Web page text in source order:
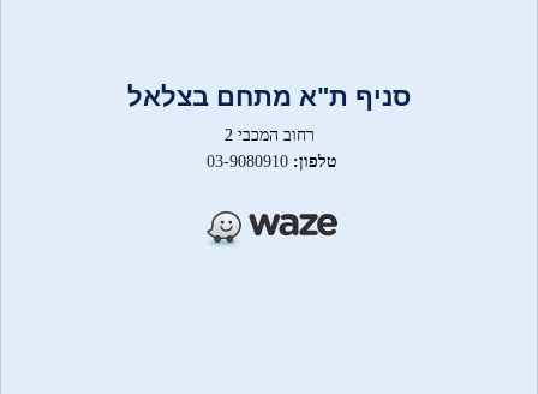
סניף ת"א מתחם בצלאל
רחוב המכבי 2
טלפון: 03-9080910